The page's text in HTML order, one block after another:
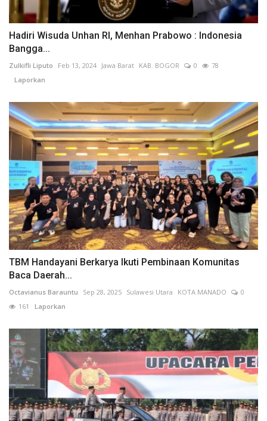
Hadiri Wisuda Unhan RI, Menhan Prabowo : Indonesia
Bangga...
Zulkifli Liputo Feb 13, 2024 Jawa Barat KAB. BOGOR 0
78
Laporkan
TBM Handayani Berkarya Ikuti Pembinaan Komunitas
Baca Daerah...
Octavianus Barauntu Sep 28, 2025 Sulawesi Utara KOTA MANADO
0
161
Laporkan